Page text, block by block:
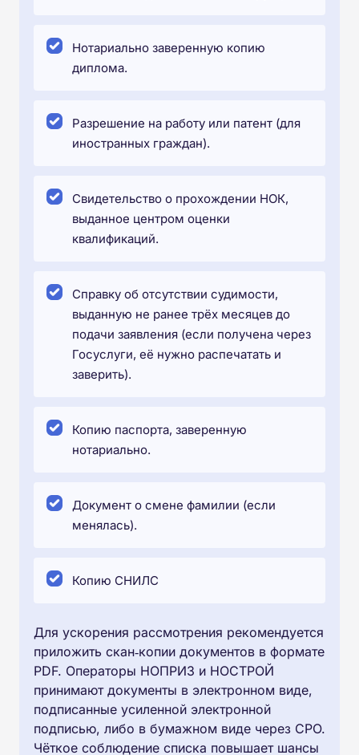
Нотариально заверенную копию
диплома.
Разрешение на работу или патент (для
иностранных граждан).
Свидетельство о прохождении НОК,
выданное центром оценки
квалификаций.
Справку об отсутствии судимости,
выданную не ранее трёх месяцев до
подачи заявления (если получена через
Госуслуги, её нужно распечатать и
заверить).
Копию паспорта, заверенную
нотариально.
Документ о смене фамилии (если
менялась).
Копию СНИЛС
Для ускорения рассмотрения рекомендуется
приложить скан‑копии документов в формате
PDF. Операторы НОПРИЗ и НОСТРОЙ
принимают документы в электронном виде,
подписанные усиленной электронной
подписью, либо в бумажном виде через СРО.
Чёткое соблюдение списка повышает шансы